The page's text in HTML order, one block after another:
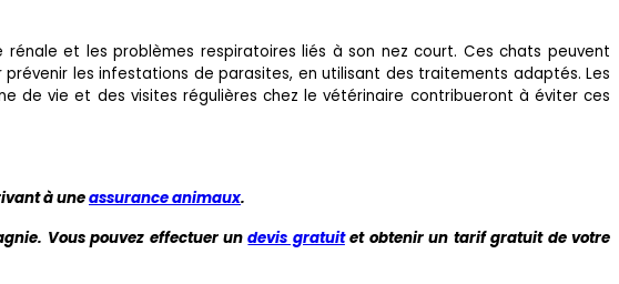
et les problèmes respiratoires liés à son nez court. Ces chats peuvent
les infestations de parasites, en utilisant des traitements adaptés. Les
de vie et des visites régulières chez le vétérinaire contribueront à éviter ces
à uneassurance animaux.
Vous pouvez effectuer undevis gratuitet obtenir un tarif gratuit de votre